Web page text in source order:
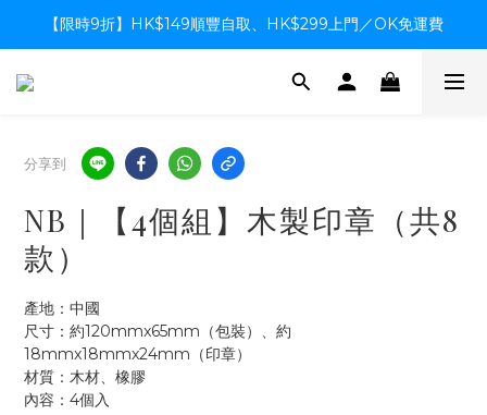
【限時9折】HK$149順豐自取、HK$299上門／OK免運費
【限時9折】HK$149順豐自取、HK$299上門／OK免運費
支付系統升級中，暫停信用卡支付至8月中，造成不便感謝諒解
分享到
NB｜【4個組】木製印章（共8
款）
產地：中國
尺寸：約120mmx65mm（包裝）、約
18mmx18mmx24mm（印章）
材質：木材、橡膠
內容：4個入